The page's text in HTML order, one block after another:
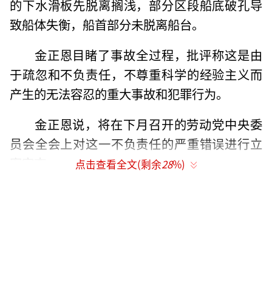
的下水滑板先脱离搁浅，部分区段船底破孔导
致船体失衡，船首部分未脱离船台。
金正恩目睹了事故全过程，批评称这是由
于疏忽和不负责任，不尊重科学的经验主义而
产生的无法容忍的重大事故和犯罪行为。
金正恩说，将在下月召开的劳动党中央委
员会全会上对这一不负责任的严重错误进行立
点击查看全文(剩余28%)